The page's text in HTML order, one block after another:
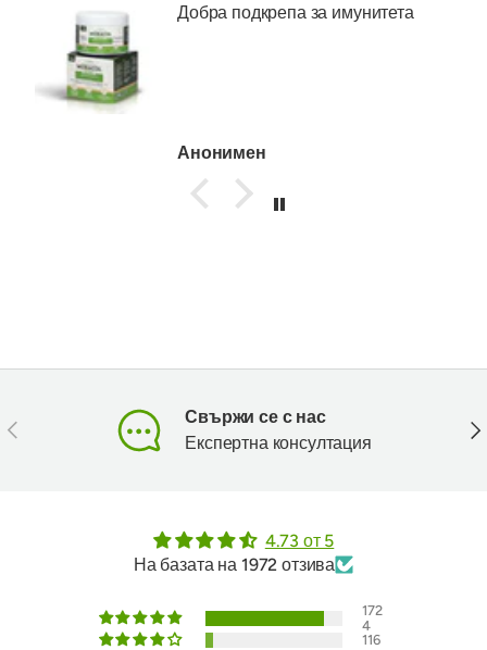
Добра подкрепа за имунитета
Анонимен
Предишен
Свържи се с нас
Експертна консултация
4.73 от 5
На базата на 1972 отзива
172
4
116